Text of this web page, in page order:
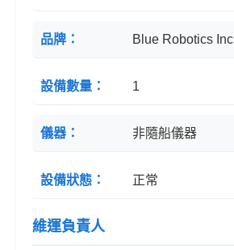
品牌： Blue Robotics Inc
設備數量： 1
儀器： 非隨船儀器
設備狀態： 正常
維運負責人